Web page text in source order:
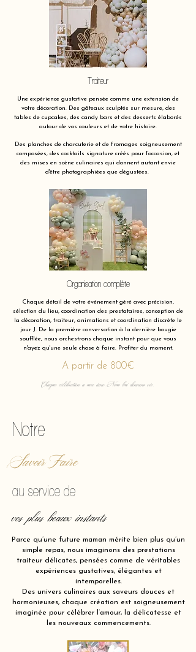
Traiteur
Une expérience gustative pensée comme une extension de
votre décoration. Des gâteaux sculptés sur mesure, des
tables de cupcakes, des candy bars et des desserts élaborés
autour de vos couleurs et de votre histoire.
Des planches de charcuterie et de fromages soigneusement
composées, des cocktails signature créés pour l'occasion, et
des mises en scène culinaires qui donnent autant envie
d'être photographiées que dégustées.
Organisation complète
Chaque détail de votre événement géré avec précision,
sélection du lieu, coordination des prestataires, conception de
la décoration, traiteur, animations et coordination discrète le
jour J. De la première conversation à la dernière bougie
soufflée, nous orchestrons chaque instant pour que vous
n'ayez qu'une seule chose à faire. Profiter du moment.
A partir de 800€
Chaque célébration a une âme. Nous lui donnons vie.
Notre
Savoir Faire
au service de
vos plus beaux instants
Parce qu’une future maman mérite bien plus qu’un
simple repas, nous imaginons des prestations
traiteur délicates, pensées comme de véritables
expériences gustatives, élégantes et
intemporelles.
Des univers culinaires aux saveurs douces et
harmonieuses, chaque création est soigneusement
imaginée pour célébrer l’amour, la délicatesse et
les nouveaux commencements.